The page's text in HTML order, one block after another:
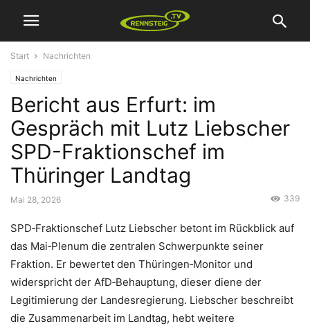
Start Nachrichten
Nachrichten
Bericht aus Erfurt: im
Gespräch mit Lutz Liebscher
SPD-Fraktionschef im
Thüringer Landtag
Mai 28, 2026 339
SPD‑Fraktionschef Lutz Liebscher betont im Rückblick auf
das Mai‑Plenum die zentralen Schwerpunkte seiner
Fraktion. Er bewertet den Thüringen‑Monitor und
widerspricht der AfD‑Behauptung, dieser diene der
Legitimierung der Landesregierung. Liebscher beschreibt
die Zusammenarbeit im Landtag, hebt weitere